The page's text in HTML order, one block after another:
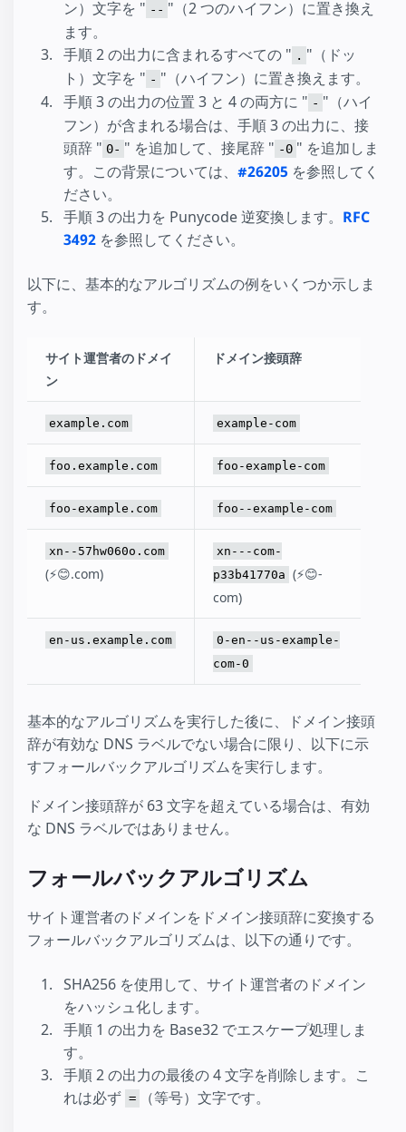
ン）文字を " -- "（2 つのハイフン）に置き換え
ます。
手順 2 の出力に含まれるすべての " . "（ドッ
ト）文字を " - "（ハイフン）に置き換えます。
手順 3 の出力の位置 3 と 4 の両方に " - "（ハイ
フン）が含まれる場合は、手順 3 の出力に、接
頭辞 " 0- " を追加して、接尾辞 " -0 " を追加しま
す。この背景については、 #26205 を参照してく
ださい。
手順 3 の出力を Punycode 逆変換します。 RFC
3492 を参照してください。
以下に、基本的なアルゴリズムの例をいくつか示しま
す。
サイト運営者のドメイ
ン
ドメイン接頭辞
example.com example-com
foo.example.com foo-example-com
foo-example.com foo--example-com
xn--57hw060o.com
(⚡😊.com)
xn---com-
p33b41770a (⚡😊-
com)
en-us.example.com
0-en--us-example-
com-0
基本的なアルゴリズムを実行した後に、ドメイン接頭
辞が有効な DNS ラベルでない場合に限り、以下に示
すフォールバックアルゴリズムを実行します。
ドメイン接頭辞が 63 文字を超えている場合は、有効
な DNS ラベルではありません。
フォールバックアルゴリズム
サイト運営者のドメインをドメイン接頭辞に変換する
フォールバックアルゴリズムは、以下の通りです。
SHA256 を使用して、サイト運営者のドメイン
をハッシュ化します。
手順 1 の出力を Base32 でエスケープ処理しま
す。
手順 2 の出力の最後の 4 文字を削除します。こ
れは必ず = （等号）文字です。